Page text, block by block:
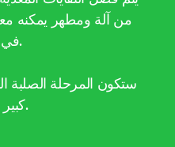
في الصرف. تم التحقق من صحة هذه الطريقة ، لذا سيكون هناك تحكم في مكافحة تلوث العدوى.
كبير من التكلفة من النظام الحالي نظرًا لخفض تكلفة النقل ، ونظيفة في المناولة وعدم وجود رائحة.